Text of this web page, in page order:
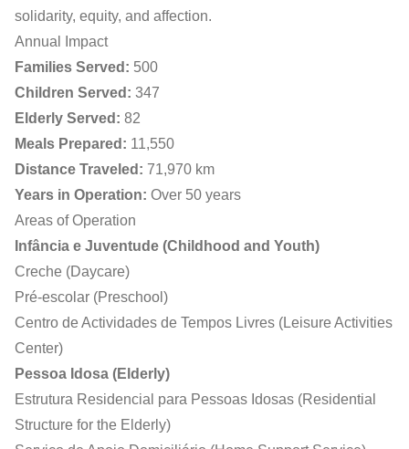
solidarity, equity, and affection.
Annual Impact
Families Served: 500
Children Served: 347
Elderly Served: 82
Meals Prepared: 11,550
Distance Traveled: 71,970 km
Years in Operation: Over 50 years
Areas of Operation
Infância e Juventude (Childhood and Youth)
Creche (Daycare)
Pré-escolar (Preschool)
Centro de Actividades de Tempos Livres (Leisure Activities
Center)
Pessoa Idosa (Elderly)
Estrutura Residencial para Pessoas Idosas (Residential
Structure for the Elderly)